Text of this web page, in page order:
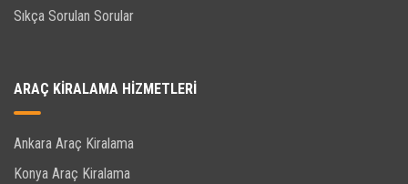
Sıkça Sorulan Sorular
ARAÇ KIRALAMA HIZMETLERI
Ankara Araç Kiralama
Konya Araç Kiralama